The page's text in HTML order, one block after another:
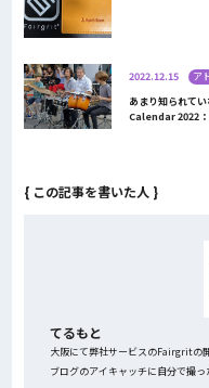
2022.12.15 ア
あまり知られて
Calendar 2022：
{ この記事を書いた人 }
てるもと
大阪にて弊社サービスのFairgritの
ブログのアイキャッチに自分で撮っ